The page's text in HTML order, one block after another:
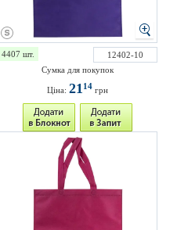
4407 шт.
12402-10
Сумка для покупок
Ціна: 2114 грн